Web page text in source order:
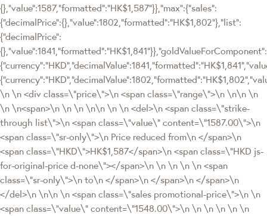
{},"value":1587,"formatted":"HK$1,587"}},"max":{"sales":
{"decimalPrice":{},"value":1802,"formatted":"HK$1,802"},"list":
{"decimalPrice":
\n \n <div class=\"price\">\n <span class=\"range\">\n \n\n \n
\n \n<span>\n \n \n \n\n \n \n <del>\n <span class=\"strike-
through list\">\n <span class=\"value\" content=\"1587.00\">\n
<span class=\"sr-only\">\n Price reduced from\n </span>\n
<span class=\"HKD\">HK$1,587</span>\n <span class=\"HKD js-
for-original-price d-none\"></span>\n \n \n \n \n <span
class=\"sr-only\">\n to\n </span>\n </span>\n </span>\n
</del>\n \n\n \n <span class=\"sales promotional-price\">\n \n
<span class=\"value\" content=\"1548.00\">\n \n \n \n \n \n